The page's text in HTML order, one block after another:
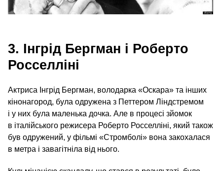
3. Інгрід Бергман і Роберто
Росселліні
Актриса Інгрід Бергман, володарка «Оскара» та інших
кінонагород, була одружена з Петтером Ліндстремом
і у них була маленька дочка. Але в процесі зйомок
в італійського режисера Роберто Росселліні, який також
був одружений, у фільмі «Стромболі» вона закохалася
в метра і завагітніла від нього.